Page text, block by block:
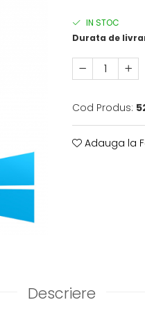
IN STOC
Durata de
Cod Produs:
Adauga la
Descriere